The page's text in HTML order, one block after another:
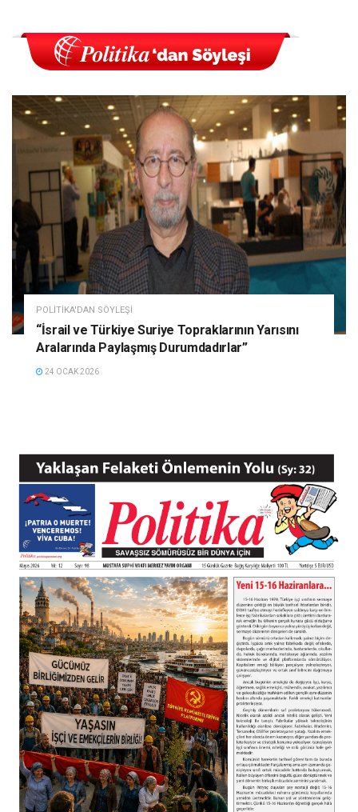
POLITIKA'DAN SÖYLEŞI
“İsrail ve Türkiye Suriye Topraklarının Yarısını
Aralarında Paylaşmış Durumdadırlar”
24 OCAK 2026